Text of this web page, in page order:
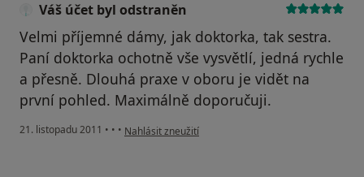
Váš účet byl odstraněn
Velmi příjemné dámy, jak doktorka, tak sestra.
Paní doktorka ochotně vše vysvětlí, jedná rychle
a přesně. Dlouhá praxe v oboru je vidět na
první pohled. Maximálně doporučuji.
21. listopadu 2011 • • • podle názoru uživatele Váš účet byl odstraněn
Nahlásit zneužití